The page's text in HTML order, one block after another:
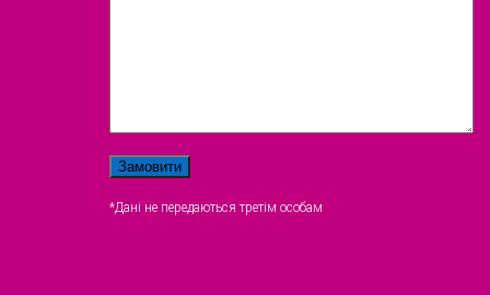
*Дані не передаються третім особам